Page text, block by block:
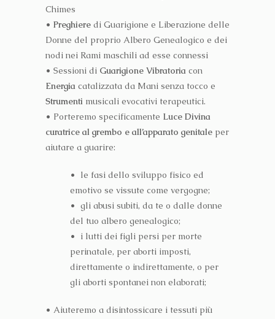
Chimes
• Preghiere di Guarigione e Liberazione delle
Donne del proprio Albero Genealogico e dei
nodi nei Rami maschili ad esse connessi
• Sessioni di Guarigione Vibratoria con
Energia catalizzata da Mani senza tocco e
Strumenti musicali evocativi terapeutici.
• Porteremo specificamente Luce Divina
curatrice al grembo e all’apparato genitale per
aiutare a guarire:
• le fasi dello sviluppo fisico ed
emotivo se vissute come vergogne;
• gli abusi subiti, da te o dalle donne
del tuo albero genealogico;
• i lutti dei figli persi per morte
perinatale, per aborti imposti,
direttamente o indirettamente, o per
gli aborti spontanei non elaborati;
• Aiuteremo a disintossicare i tessuti più